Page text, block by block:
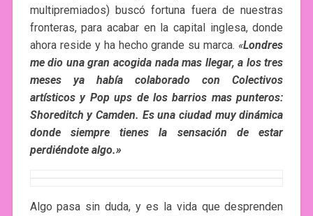
multipremiados) buscó fortuna fuera de nuestras
fronteras, para acabar en la capital inglesa, donde
ahora reside y ha hecho grande su marca. «Londres
me dio una gran acogida nada mas llegar, a los tres
meses ya había colaborado con Colectivos
artísticos y Pop ups de los barrios mas punteros:
Shoreditch y Camden. Es una ciudad muy dinámica
donde siempre tienes la sensación de estar
perdiéndote algo.»
Algo pasa sin duda, y es la vida que desprenden